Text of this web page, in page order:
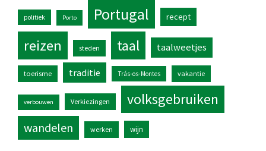
politiek Porto Portugal recept
reizen steden taal taalweetjes
toerisme traditie Trás-os-Montes vakantie
verbouwen Verkiezingen volksgebruiken
wandelen werken wijn